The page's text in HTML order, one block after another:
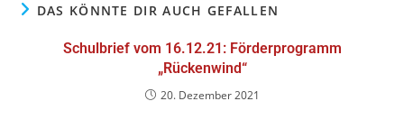
DAS KÖNNTE DIR AUCH GEFALLEN
Schulbrief vom 16.12.21: Förderprogramm
„Rückenwind“
20. Dezember 2021